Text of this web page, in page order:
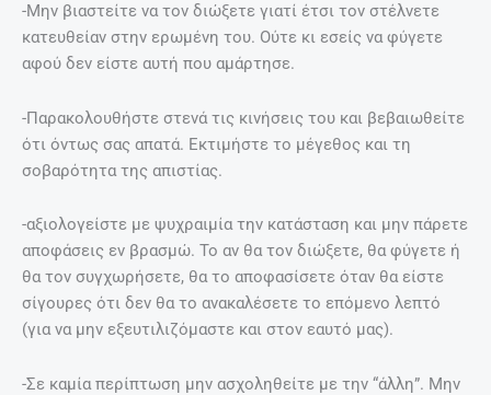
-Μην βιαστείτε να τον διώξετε γιατί έτσι τον στέλνετε
κατευθείαν στην ερωμένη του. Ούτε κι εσείς να φύγετε
αφού δεν είστε αυτή που αμάρτησε.
-Παρακολουθήστε στενά τις κινήσεις του και βεβαιωθείτε
ότι όντως σας απατά. Εκτιμήστε το μέγεθος και τη
σοβαρότητα της απιστίας.
-αξιολογείστε με ψυχραιμία την κατάσταση και μην πάρετε
αποφάσεις εν βρασμώ. Το αν θα τον διώξετε, θα φύγετε ή
θα τον συγχωρήσετε, θα το αποφασίσετε όταν θα είστε
σίγουρες ότι δεν θα το ανακαλέσετε το επόμενο λεπτό
(για να μην εξευτιλιζόμαστε και στον εαυτό μας).
-Σε καμία περίπτωση μην ασχοληθείτε με την “άλλη”. Μην